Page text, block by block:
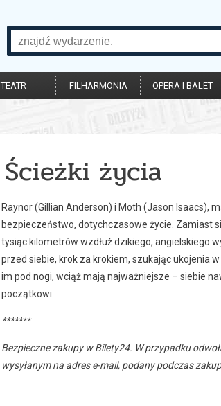
TEATR FILHARMONIA OPERA I BALET
Ścieżki życia
Raynor (Gillian Anderson) i Moth (Jason Isaacs),
bezpieczeństwo, dotychczasowe życie. Zamiast
tysiąc kilometrów wzdłuż dzikiego, angielskiego
przed siebie, krok za krokiem, szukając ukojenia
im pod nogi, wciąż mają najważniejsze – siebie
początkowi.
*******
Bezpieczne zakupy w Bilety24. W przypadku
wysyłanym na adres e-mail, podany podczas